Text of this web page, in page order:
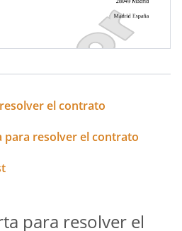
el contrato
para resolver el contrato
para resolver el